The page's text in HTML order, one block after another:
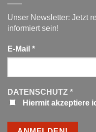
Unser Newsletter: Jetzt
informiert sein!
E-Mail *
DATENSCHUTZ *
Hiermit akzeptiere